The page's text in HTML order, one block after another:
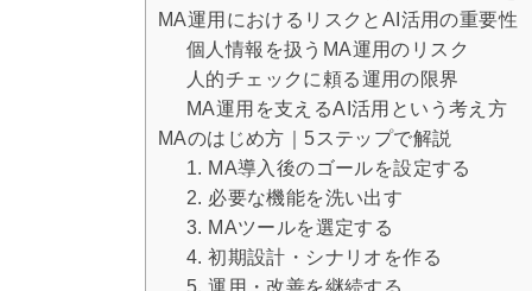
MA運用におけるリスクとAI活用の重要性
個人情報を扱うMA運用のリスク
人的チェックに頼る運用の限界
MA運用を支えるAI活用という考え方
MAのはじめ方｜5ステップで解説
1. MA導入後のゴールを設定する
2. 必要な機能を洗い出す
3. MAツールを選定する
4. 初期設計・シナリオを作る